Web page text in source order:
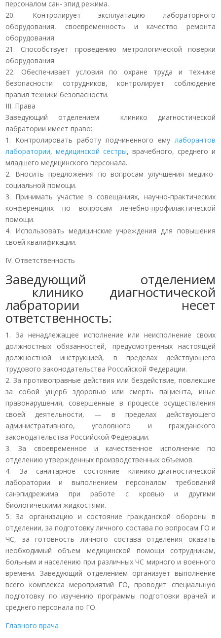
персоналом сан- эпид режима.
20. Контролирует эксплуатацию лабораторного
оборудования, своевременность и качество ремонта
оборудования.
21. Способствует проведению метрологической поверки
оборудования.
22. Обеспечивает условия по охране труда и технике
безопасности сотрудников, контролирует соблюдение
правил техники безопасности.
III. Права
Заведующий отделением клинико диагностической
лабратории имеет право:
1. Контролировать работу подчиненного ему лаборантов
лаборатории,медицинской сестры, врачебного, среднего и
младшего медицинского персонала.
2. Вносить предложения по вопросам улучшения медико-
социальной помощи.
3. Принимать участие в совещаниях, научно-практических
конференциях по вопросам лечебно-профилактической
помощи.
4. Использовать медицинские учреждения для повышения
своей квалификации.
IV. Ответственность
Заведующий отделением
клинико диагностической
лабратории несет
ответственность:
1. За ненадлежащее исполнение или неисполнение своих
должностных обязанностей, предусмотренных настоящей
должностной инструкцией, в пределах действующего
трудового законодательства Российской Федерации.
2. За противоправные действия или бездействие, повлекшие
за собой ущерб здоровью или смерть пациента, иные
правонарушения, совершенные в процессе осуществления
своей деятельности, — в пределах действующего
административного, уголовного и гражданского
законодательства Российской Федерации.
3. За своевременное и качественное исполнение по
отделению утвержденных производственных объемов.
4. За санитарное состояние клинико-диагностической
лаборатории и выполнением персоналом требований
санэпидрежима при работе с кровью и другими
биологическими жидкостями.
5. За организацию и состояние гражданской обороны в
отделении, за подготовку личного состава по вопросам ГО и
ЧС, за готовность личного состава отделения оказать
необходимый объем медицинской помощи сотрудникам,
больным и населению при различных ЧС мирного и военного
времени. Заведующий отделением организует выполнение
всего комплекса мероприятий ГО, проводит специальную
подготовку по изучению программы подготовки врачей и
среднего персонала по ГО.
Главного врача